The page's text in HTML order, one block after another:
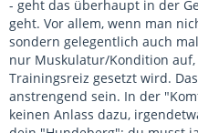
- geht das überhaupt in der
geht. Vor allem, wenn man
sondern gelegentlich auch
nur Muskulatur/Kondition
Trainingsreiz gesetzt wird.
anstrengend sein. In der
keinen Anlass dazu,